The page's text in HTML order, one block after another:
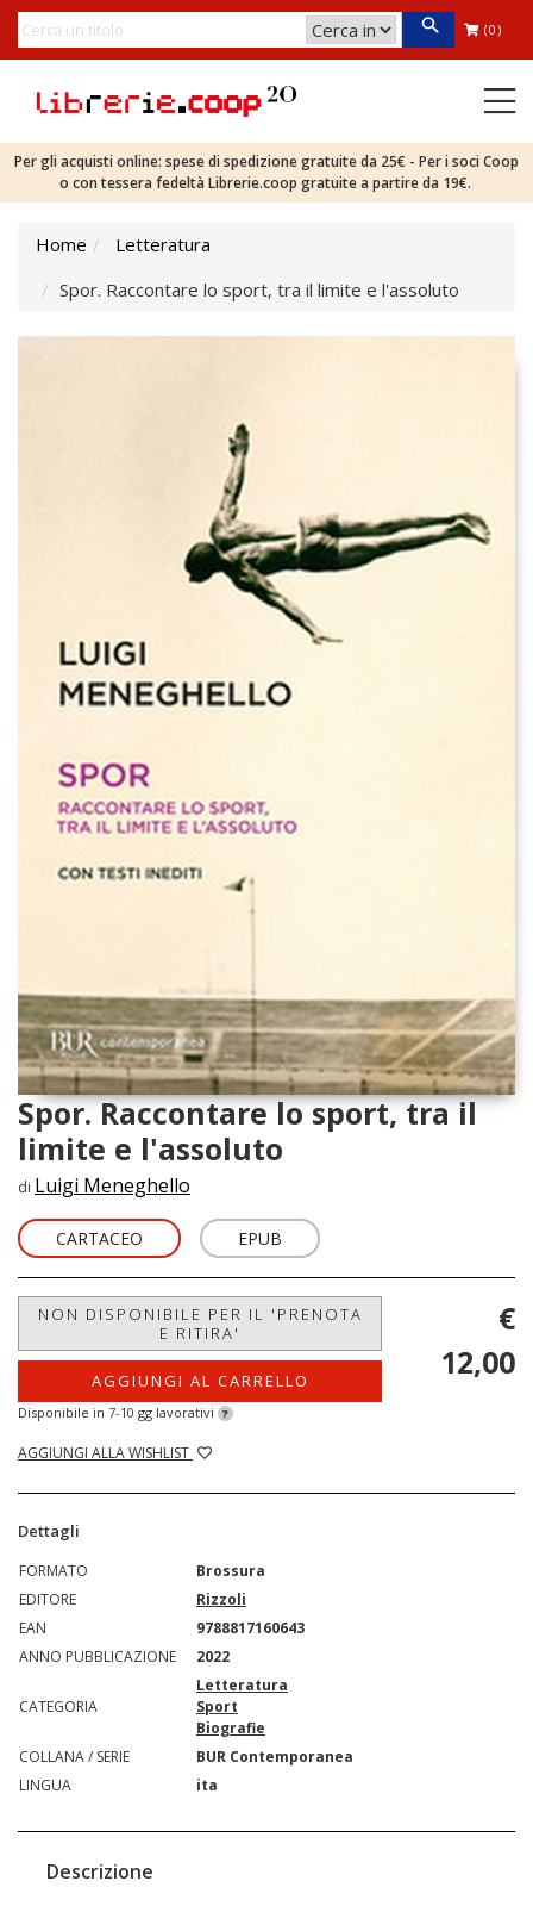
(0)
Per gli acquisti online: spese di spedizione gratuite da 25€ - Per i soci Coop
o con tessera fedeltà Librerie.coop gratuite a partire da 19€.
Home
Letteratura
Spor. Raccontare lo sport, tra il limite e l'assoluto
Spor. Raccontare lo sport, tra il
limite e l'assoluto
di Luigi Meneghello
CARTACEO EPUB
NON DISPONIBILE PER IL 'PRENOTA
E RITIRA'
AGGIUNGI AL CARRELLO
Disponibile in 7-10 gg lavorativi ?
AGGIUNGI ALLA WISHLIST
€
12,00
Dettagli
FORMATO
Brossura
EDITORE
Rizzoli
EAN
9788817160643
ANNO PUBBLICAZIONE
2022
CATEGORIA
Letteratura
Sport
Biografie
COLLANA / SERIE
BUR Contemporanea
LINGUA
ita
Descrizione